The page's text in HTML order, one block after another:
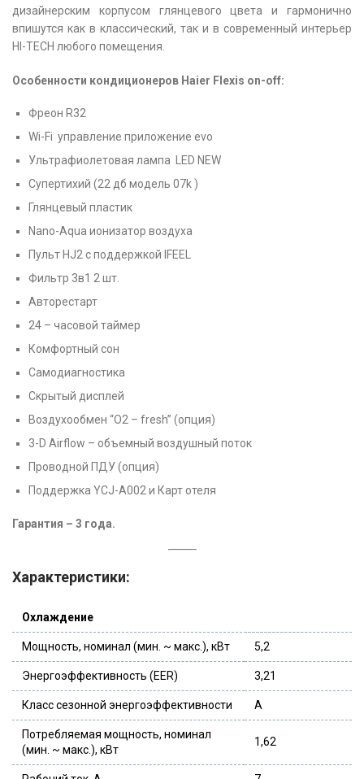
дизайнерским корпусом глянцевого цвета и гармонично
впишутся как в классический, так и в современный интерьер
HI-TECH любого помещения.
Особенности кондиционеров Haier Flexis on-off:
Фреон R32
Wi-Fi управление приложение evo
Ультрафиолетовая лампа LED NEW
Супертихий (22 дб модель 07k )
Глянцевый пластик
Nano-Aqua ионизатор воздуха
Пульт HJ2 с поддержкой IFEEL
Фильтр 3в1 2 шт.
Авторестарт
24 – часовой таймер
Комфортный сон
Самодиагностика
Скрытый дисплей
Воздухообмен “О2 – fresh” (опция)
3-D Airflow – объемный воздушный поток
Проводной ПДУ (опция)
Поддержка YCJ-A002 и Карт отеля
Гарантия – 3 года.
Характеристики:
Охлаждение
Мощность, номинал (мин. ~ макс.), кВт 5,2
Энергоэффективность (EER) 3,21
Класс сезонной энергоэффективности A
Потребляемая мощность, номинал
(мин. ~ макс.), кВт
1,62